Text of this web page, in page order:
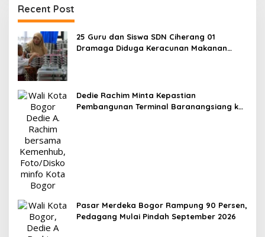
Recent Post
25 Guru dan Siswa SDN Ciherang 01
Dramaga Diduga Keracunan Makanan
Dedie Rachim Minta Kepastian
Pembangunan Terminal Baranangsiang ke
Pasar Merdeka Bogor Rampung 90 Persen,
Pedagang Mulai Pindah September 2026